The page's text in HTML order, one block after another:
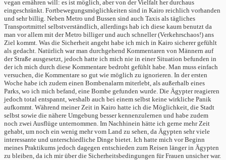
vegan ernähren will: es ist möglich, aber von der Vielfalt her durchaus
eingeschränkt. Fortbewegungsmöglichkeiten sind in Kairo reichlich vorhanden
und sehr billig. Neben Metro und Bussen sind auch Taxis als tägliches
Transportmittel selbstverständlich, allerdings hab ich diese kaum benutzt da
man vor allem mit der Metro billiger und auch schneller (Verkehrschaos!) ans
Ziel kommt. Was die Sicherheit angeht habe ich mich in Kairo sicherer gefühlt
als gedacht. Natürlich war man durchgehend Kommentaren von Männern auf
der Straße ausgesetzt, jedoch hatte ich mich nie in einer Situation befunden in
der ich mich durch diese Kommentare bedroht gefühlt habe. Man muss einfach
versuchen, die Kommentare so gut wie möglich zu ignorieren. In der ersten
Woche habe ich zudem einen Bombenalarm miterlebt, als außerhalb eines
Parks, wo ich mich befand, eine Bombe gefunden wurde. Die Ägypter reagieren
jedoch total entspannt, weshalb auch bei einem selbst keine wirkliche Panik
aufkommt. Während meiner Zeit in Kairo hatte ich die Möglichkeit, die Stadt
selbst sowie die nähere Umgebung besser kennenzulernen und habe zudem
noch zwei Ausflüge unternommen. Im Nachhinein hätte ich gerne mehr Zeit
gehabt, um noch ein wenig mehr vom Land zu sehen, da Ägypten sehr viele
interessante und unterschiedliche Dinge bietet. Ich hatte mich vor Beginn
meines Praktikums jedoch dagegen entschieden zum Reisen länger in Ägypten
zu bleiben, da ich mir über die Sicherheitsbedingungen für Frauen unsicher war.